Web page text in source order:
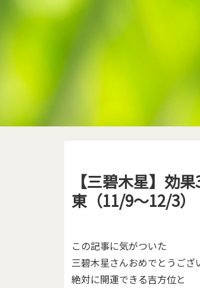
【三碧木星】効
東（11/9～12/3）
この記事に気がついた
三碧木星さんおめでとうござ
絶対に開運できる吉方位と